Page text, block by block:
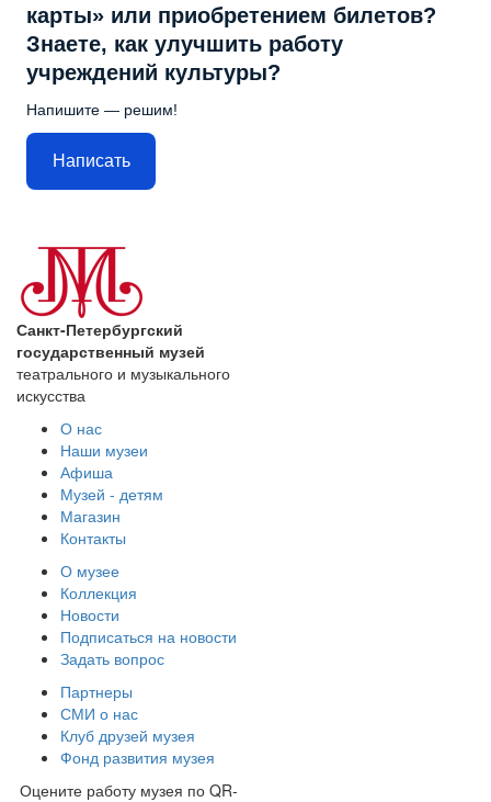
карты» или приобретением билетов?
Знаете, как улучшить работу
учреждений культуры?
Напишите — решим!
Написать
Санкт-Петербургский
государственный музей
театрального и музыкального
искусства
О нас
Наши музеи
Афиша
Музей - детям
Магазин
Контакты
О музее
Коллекция
Новости
Подписаться на новости
Задать вопрос
Партнеры
СМИ о нас
Клуб друзей музея
Фонд развития музея
Оцените работу музея по QR-